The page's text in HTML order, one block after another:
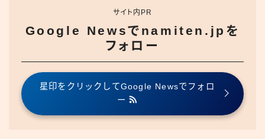
サイト内PR
Google Newsでnamiten.jpを
フォロー
星印をクリックしてGoogle Newsでフォロ
ー